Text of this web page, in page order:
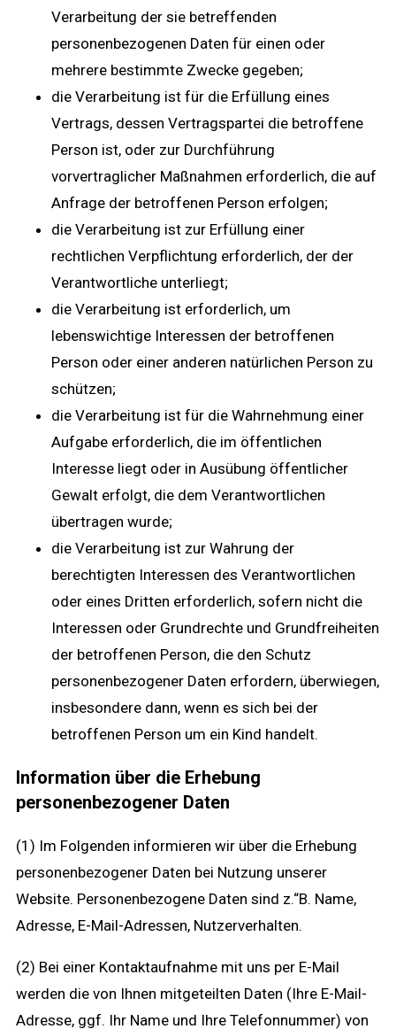
Verarbeitung der sie betreffenden
personenbezogenen Daten für einen oder
mehrere bestimmte Zwecke gegeben;
die Verarbeitung ist für die Erfüllung eines
Vertrags, dessen Vertragspartei die betroffene
Person ist, oder zur Durchführung
vorvertraglicher Maßnahmen erforderlich, die auf
Anfrage der betroffenen Person erfolgen;
die Verarbeitung ist zur Erfüllung einer
rechtlichen Verpflichtung erforderlich, der der
Verantwortliche unterliegt;
die Verarbeitung ist erforderlich, um
lebenswichtige Interessen der betroffenen
Person oder einer anderen natürlichen Person zu
schützen;
die Verarbeitung ist für die Wahrnehmung einer
Aufgabe erforderlich, die im öffentlichen
Interesse liegt oder in Ausübung öffentlicher
Gewalt erfolgt, die dem Verantwortlichen
übertragen wurde;
die Verarbeitung ist zur Wahrung der
berechtigten Interessen des Verantwortlichen
oder eines Dritten erforderlich, sofern nicht die
Interessen oder Grundrechte und Grundfreiheiten
der betroffenen Person, die den Schutz
personenbezogener Daten erfordern, überwiegen,
insbesondere dann, wenn es sich bei der
betroffenen Person um ein Kind handelt.
Information über die Erhebung
personenbezogener Daten
(1) Im Folgenden informieren wir über die Erhebung
personenbezogener Daten bei Nutzung unserer
Website. Personenbezogene Daten sind z.“B. Name,
Adresse, E-Mail-Adressen, Nutzerverhalten.
(2) Bei einer Kontaktaufnahme mit uns per E-Mail
werden die von Ihnen mitgeteilten Daten (Ihre E-Mail-
Adresse, ggf. Ihr Name und Ihre Telefonnummer) von